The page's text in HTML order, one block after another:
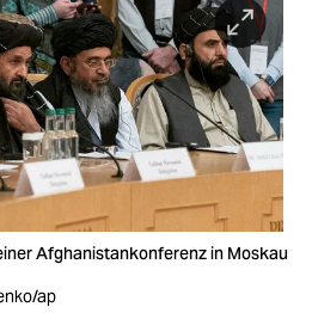
Afghanistankonferenz in Moskau
ap